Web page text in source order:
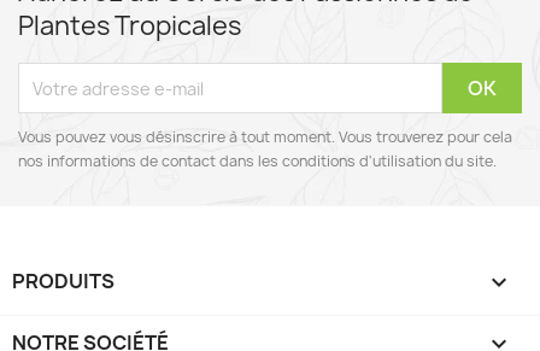
Plantes Tropicales
Vous pouvez vous désinscrire à tout moment. Vous trouverez pour cela
nos informations de contact dans les conditions d'utilisation du site.
PRODUITS 
NOTRE SOCIÉTÉ 